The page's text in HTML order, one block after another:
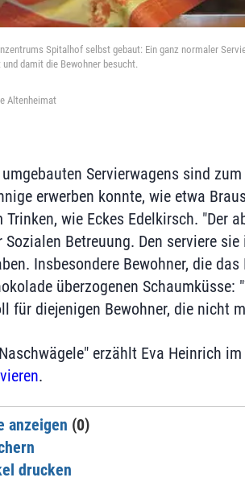
Spitalhof selbst gebaut: Ein ganz normaler
damit die Bewohner besucht.
Altenheimat
Servierwagens sind
erwerben konnte, wie etwa
Trinken, wie Eckes Edelkirsch. "Der
Sozialen Betreuung. Den serviere
Insbesondere Bewohner, die
überzogenen
für diejenigen Bewohner, die nicht
erzählt Eva Heinrich
.
anzeigen (0)
drucken